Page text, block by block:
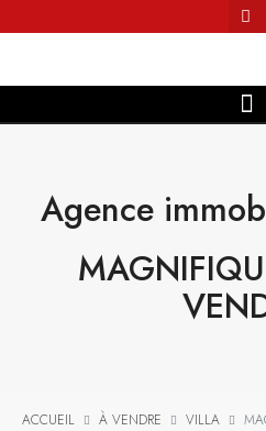
Agence
ACCUEIL À VENDRE VILLA